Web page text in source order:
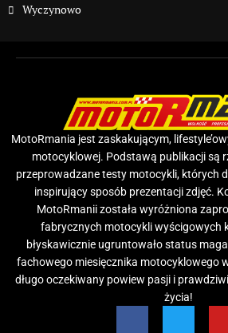
Wyczynowo
MotoRmania jest zaskakującym,
motocyklowej. Podstawą publikacji są
przeprowadzane testy motocykli, których
inspirujący sposób prezentacji zdjęć.
MotoRmanii została wyróżniona
fabrycznych motocykli wyścigowych
błyskawicznie ugruntowało status
fachowego miesięcznika motocyklowego
długo oczekiwany powiew pasji i
życia!